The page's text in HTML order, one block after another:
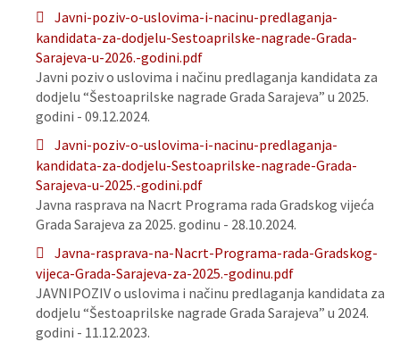
Javni-poziv-o-uslovima-i-nacinu-predlaganja-
kandidata-za-dodjelu-Sestoaprilske-nagrade-Grada-
Sarajeva-u-2026.-godini.pdf
Javni poziv o uslovima i načinu predlaganja kandidata za
dodjelu “Šestoaprilske nagrade Grada Sarajeva” u 2025.
godini - 09.12.2024.
Javni-poziv-o-uslovima-i-nacinu-predlaganja-
kandidata-za-dodjelu-Sestoaprilske-nagrade-Grada-
Sarajeva-u-2025.-godini.pdf
Javna rasprava na Nacrt Programa rada Gradskog vijeća
Grada Sarajeva za 2025. godinu - 28.10.2024.
Javna-rasprava-na-Nacrt-Programa-rada-Gradskog-
vijeca-Grada-Sarajeva-za-2025.-godinu.pdf
JAVNIPOZIV o uslovima i načinu predlaganja kandidata za
dodjelu “Šestoaprilske nagrade Grada Sarajeva” u 2024.
godini - 11.12.2023.